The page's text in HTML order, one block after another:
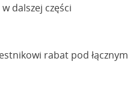
dalszej części
rabat pod łącznym